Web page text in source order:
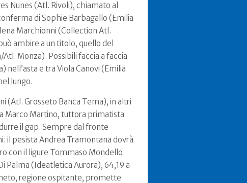
Nunes (Atl. Rivoli), chiamato al
di Sophie Barbagallo (Emilia
Marchionni (Collection Atl.
ambire a un titolo, quello del
Monza). Possibili faccia a faccia
nell’asta e tra Viola Canovi (Emilia
lungo.
(Atl. Grosseto Banca Tema), in altri
Marco Martino, tuttora primatista
il gap. Sempre dal fronte
il pesista Andrea Tramontana dovrà
con il ligure Tommaso Mondello
Palma (Ideatletica Aurora), 64,19 a
regione ospitante, promette